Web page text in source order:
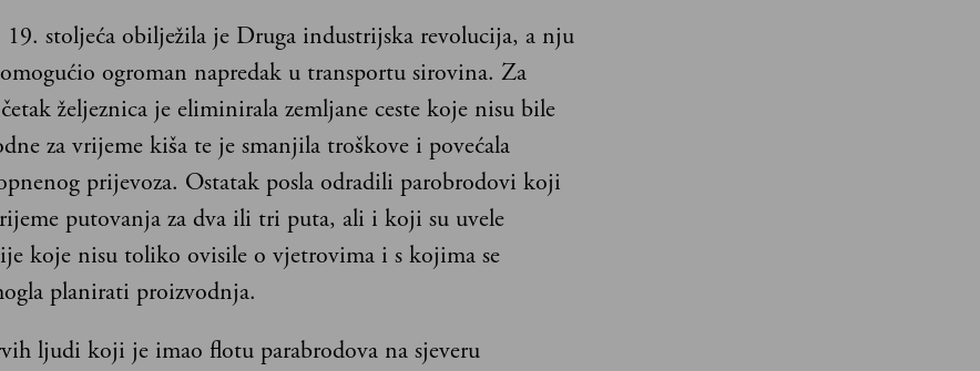
19. stoljeća obilježila je Druga industrijska revolucija, a nju
ogroman napredak u transportu sirovina. Za
željeznica je eliminirala zemljane ceste koje nisu bile
za vrijeme kiša te je smanjila troškove i povećala
prijevoza. Ostatak posla odradili parobrodovi koji
putovanja za dva ili tri puta, ali i koji su uvele
koje nisu toliko ovisile o vjetrovima i s kojima se
planirati proizvodnja.
ljudi koji je imao flotu parabrodova na sjeveru